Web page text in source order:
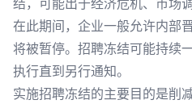
结，可能出于经济危机、市场
在此期间，企业一般允许内部
将被暂停。招聘冻结可能持续
执行直到另行通知。
实施招聘冻结的主要目的是削